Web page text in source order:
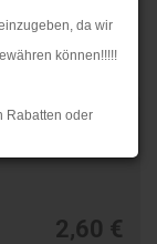
da wir
können!!!!!
Rabatten oder
kommen.
2,60 €